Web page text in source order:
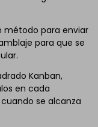
método para enviar
para que se
Kanban,
en cada
se alcanza